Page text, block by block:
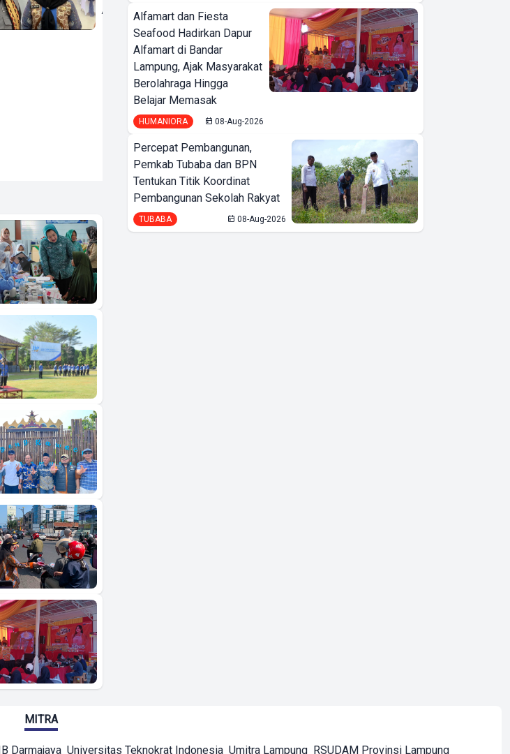
Aspirasi
Pemkot
Bandar
Lampung,
Penanganan
Banjir Jadi
Prioritas
Dukung
Lampung
Financial
Festival
2026,
Keuangan
Warga
Alfamart dan Fiesta
Seafood Hadirkan Dapur
Alfamart di Bandar
Lampung, Ajak Masyarakat
Berolahraga Hingga
Belajar Memasak
HUMANIORA 08-Aug-2026
Percepat Pembangunan,
Pemkab Tubaba dan BPN
Tentukan Titik Koordinat
Pembangunan Sekolah Rakyat
TUBABA 08-Aug-2026
MITRA
IIB Darmajaya Universitas Teknokrat Indonesia Umitra Lampung RSUDAM Provinsi Lampung